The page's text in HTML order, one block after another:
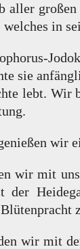
großen
in
sie
lebt. Wir
wir
wir mit
der
wir mit